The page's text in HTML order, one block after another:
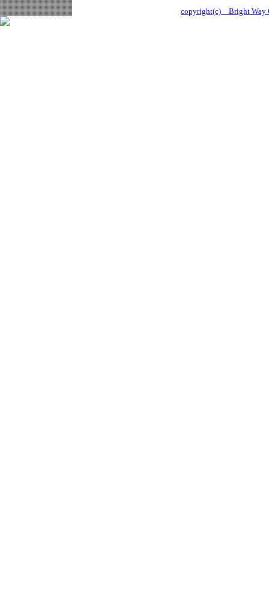
copyright(c) Bright Way